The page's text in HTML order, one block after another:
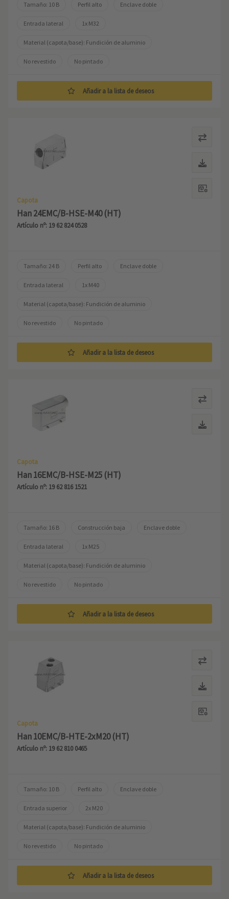
Tamaño: 10 B Perfil alto Enclave doble
Entrada lateral 1x M32
Material (capota/base): Fundición de aluminio
No revestido No pintado
Añadir a la lista de deseos
Capota
Han 24EMC/B-HSE-M40 (HT)
Artículo nº: 19 62 824 0528
Tamaño: 24 B Perfil alto Enclave doble
Entrada lateral 1x M40
Material (capota/base): Fundición de aluminio
No revestido No pintado
Añadir a la lista de deseos
Capota
Han 16EMC/B-HSE-M25 (HT)
Artículo nº: 19 62 816 1521
Tamaño: 16 B Construcción baja Enclave doble
Entrada lateral 1x M25
Material (capota/base): Fundición de aluminio
No revestido No pintado
Añadir a la lista de deseos
Capota
Han 10EMC/B-HTE-2xM20 (HT)
Artículo nº: 19 62 810 0465
Tamaño: 10 B Perfil alto Enclave doble
Entrada superior 2x M20
Material (capota/base): Fundición de aluminio
No revestido No pintado
Añadir a la lista de deseos